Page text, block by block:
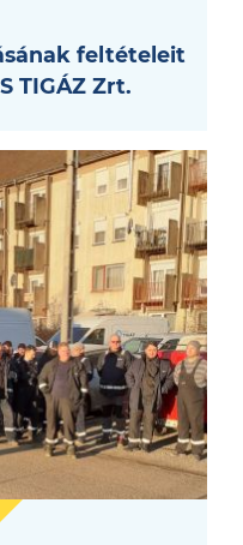
feltételeit
TIGÁZ Zrt.